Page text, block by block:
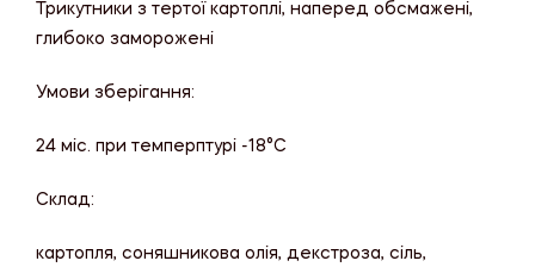
Трикутники з тертої картоплі, наперед обсмажені,
глибоко заморожені
Умови зберігання:
24 міс. при темперптурі -18°С
Склад:
картопля, соняшникова олія, декстроза, сіль,